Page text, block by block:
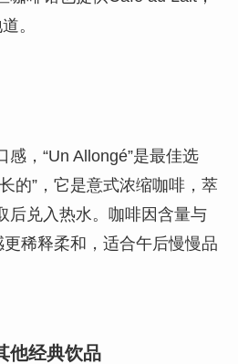
。
，“Un Allongé”是最佳选
的”，它是意式浓缩咖啡，萃
后兑入热水。咖啡因含量与
稀释柔和，适合午后慢慢品
他经典饮品